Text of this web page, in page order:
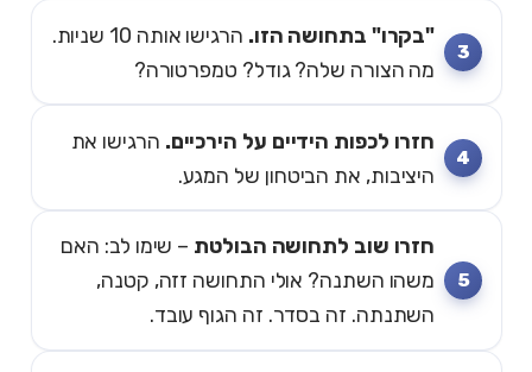
"בקרו" בתחושה הזו.
הרגישו אותה 10 שניות.
מה הצורה שלה? גודל? טמפרטורה?
חזרו לכפות הידיים על הירכיים. הרגישו את
היציבות, את הביטחון של המגע.
חזרו שוב לתחושה הבולטת – שימו לב: האם
משהו השתנה? אולי התחושה זזה, קטנה,
השתנתה. זה בסדר. זה הגוף עובד.